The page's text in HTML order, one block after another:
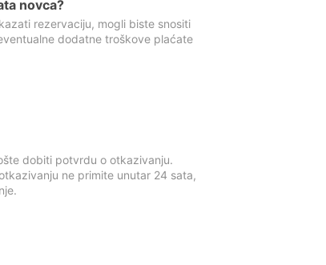
novca?
rezervaciju, mogli biste snositi
dodatne troškove plaćate
dobiti potvrdu o otkazivanju.
ne primite unutar 24 sata,